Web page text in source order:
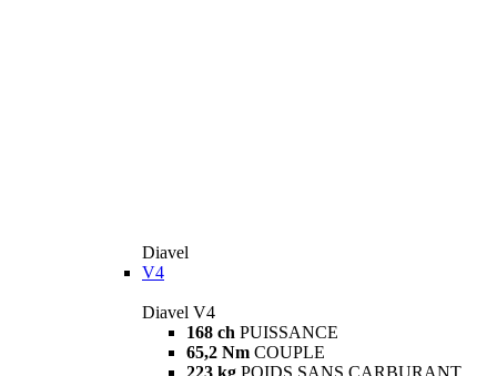
Diavel
V4
Diavel V4
168 ch PUISSANCE
65,2 Nm COUPLE
223 kg POIDS SANS CARBURANT